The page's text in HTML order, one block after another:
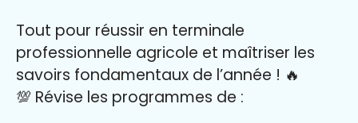
Tout pour réussir en terminale
professionnelle agricole et maîtriser les
savoirs fondamentaux de l’année ! 🔥
💯 Révise les programmes de :